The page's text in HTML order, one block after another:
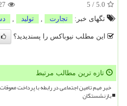
5.0
/
5
تگهای خبر:
تجارت تولید
این مطلب نیوباکس را پسندیدید؟
تازه ترین مطالب مرتبط
خبر مهم تامین اجتماعی در رابطه با پرداخت
بازنشستگان